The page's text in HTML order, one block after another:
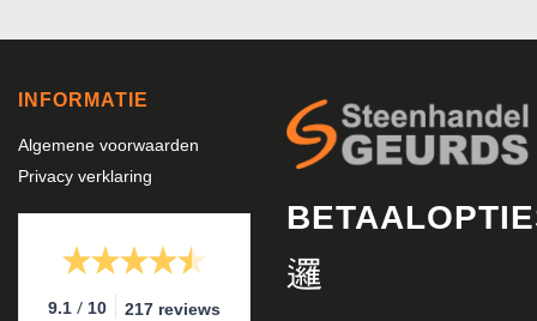
INFORMATIE
Algemene voorwaarden
Privacy verklaring
9.1 / 10 217 reviews